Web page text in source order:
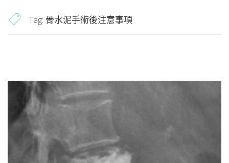
Tag: 骨水泥手術後注意事項